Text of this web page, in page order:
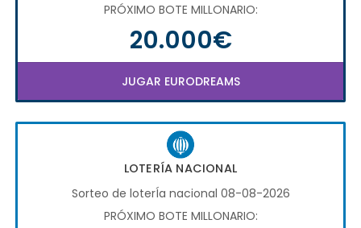
PRÓXIMO BOTE MILLONARIO:
20.000€
JUGAR EURODREAMS
LOTERÍA NACIONAL
Sorteo de loterÍa nacional 08-08-2026
PRÓXIMO BOTE MILLONARIO: